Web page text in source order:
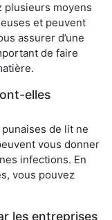
plusieurs moyens
et peuvent
assurer d’une
de faire
elles
de lit ne
vous donner
infections. En
vous pouvez
les entreprises